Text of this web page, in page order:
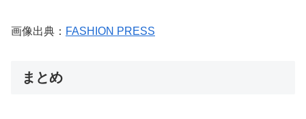
画像出典： FASHION PRESS
まとめ